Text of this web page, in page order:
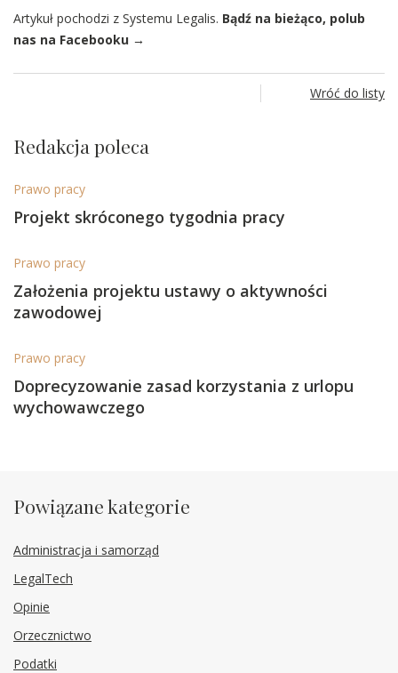
Artykuł pochodzi z Systemu Legalis. Bądź na bieżąco, polub
nas na Facebooku →
Wróć do listy
Redakcja poleca
Prawo pracy
Projekt skróconego tygodnia pracy
Prawo pracy
Założenia projektu ustawy o aktywności
zawodowej
Prawo pracy
Doprecyzowanie zasad korzystania z urlopu
wychowawczego
Powiązane kategorie
Administracja i samorząd
LegalTech
Opinie
Orzecznictwo
Podatki